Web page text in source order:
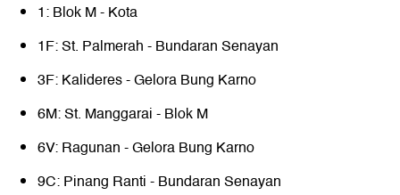
1: Blok M - Kota
1F: St. Palmerah - Bundaran Senayan
3F: Kalideres - Gelora Bung Karno
6M: St. Manggarai - Blok M
6V: Ragunan - Gelora Bung Karno
9C: Pinang Ranti - Bundaran Senayan